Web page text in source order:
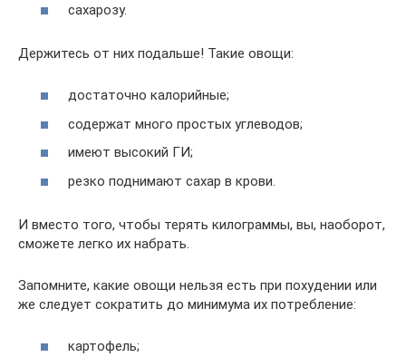
сахарозу.
Держитесь от них подальше! Такие овощи:
достаточно калорийные;
содержат много простых углеводов;
имеют высокий ГИ;
резко поднимают сахар в крови.
И вместо того, чтобы терять килограммы, вы, наоборот,
сможете легко их набрать.
Запомните, какие овощи нельзя есть при похудении или
же следует сократить до минимума их потребление:
картофель;